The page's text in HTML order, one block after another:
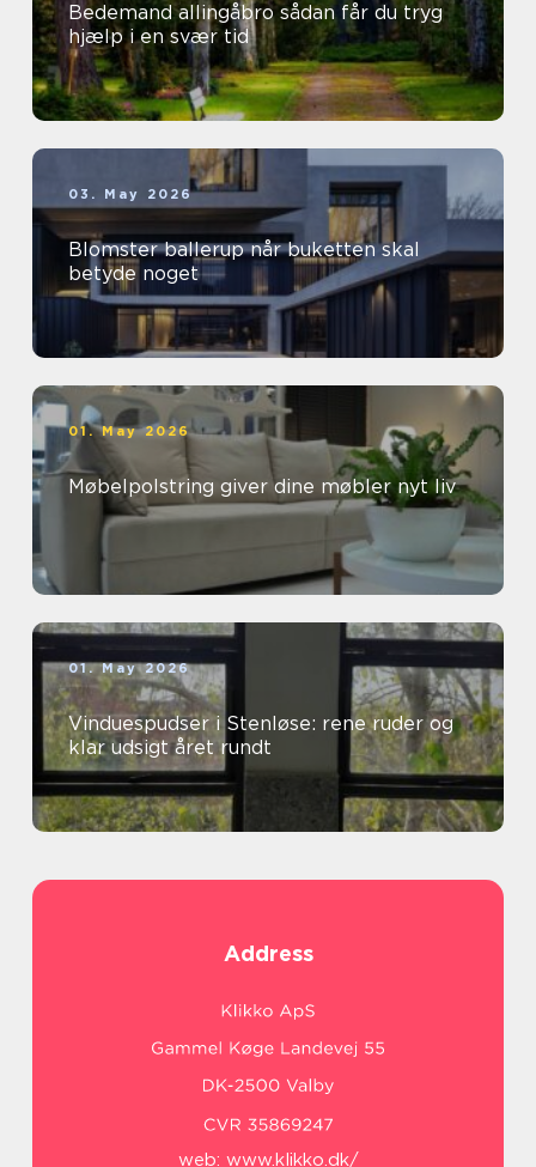
Bedemand allingåbro sådan får du tryg
hjælp i en svær tid
03. May 2026
Blomster ballerup når buketten skal
betyde noget
01. May 2026
Møbelpolstring giver dine møbler nyt liv
01. May 2026
Vinduespudser i Stenløse: rene ruder og
klar udsigt året rundt
Address
web: www.klikko.dk/